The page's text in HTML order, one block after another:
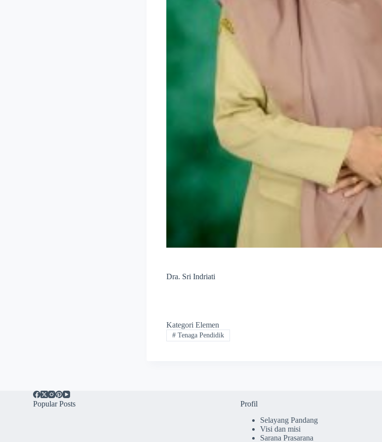
Dra. Sri Indriati
Kategori Elemen
#Tenaga Pendidik
Popular Posts
Profil
Selayang Pandang
Visi dan misi
Sarana Prasarana